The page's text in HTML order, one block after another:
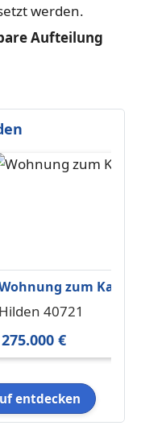
werden.
Aufteilung
zum
in Hilden 275.000 € 80
Hilden 40721
275.000 €
entdecken